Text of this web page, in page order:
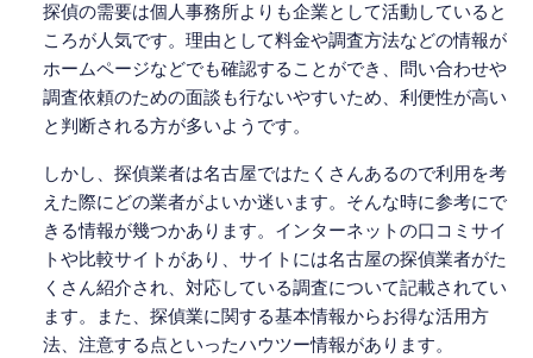
探偵の需要は個人事務所よりも企業として活動していると
ころが人気です。理由として料金や調査方法などの情報が
ホームページなどでも確認することができ、問い合わせや
調査依頼のための面談も行ないやすいため、利便性が高い
と判断される方が多いようです。
しかし、探偵業者は名古屋ではたくさんあるので利用を考
えた際にどの業者がよいか迷います。そんな時に参考にで
きる情報が幾つかあります。インターネットの口コミサイ
トや比較サイトがあり、サイトには名古屋の探偵業者がた
くさん紹介され、対応している調査について記載されてい
ます。また、探偵業に関する基本情報からお得な活用方
法、注意する点といったハウツー情報があります。